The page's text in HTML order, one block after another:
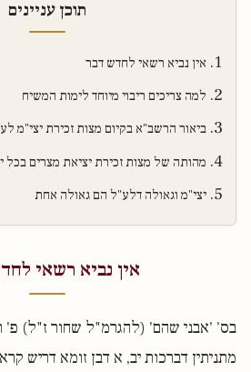
תוכן עניינים
אין נביא רשאי לחדש דבר
למה צריכים ריבוי מיוחד לימות המשיח
ביאור הרשב"א בקיום מצות זכירת יצי"מ
מהותה של מצות זכירת יציאת מצרים בכל
יצי"מ וגאולה דלע"ל הם גאולה אחת
אין נביא רשאי
בס' 'אבני שהם' (להגרמ"ל שחור ז"ל) פ'
מתניתין דברכות יב, א דבן זומא דריש